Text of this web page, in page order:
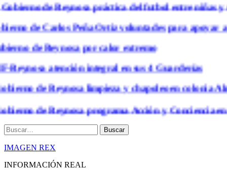
de Reynosa práctica del futbol entre niñas y
de Carlos Peña Ortiz voluntades para apoyar a
de Reynosa por calor extremo
atención integral en sus 4 Guarderías
de Reynosa limpieza y chapoleo en colonia
de Reynosa programa Acción y Conciencia en
Buscar
IMAGEN REX
INFORMACIÓN REAL